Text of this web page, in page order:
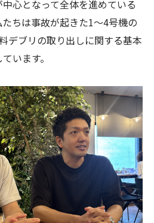
心となって全体を進めている
ちは事故が起きた1～4号機の
デブリの取り出しに関する基本
います。